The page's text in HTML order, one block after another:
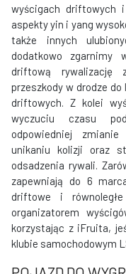
wyścigach driftowych
aspekty yin i yang
także innych
dodatkowo zgarnimy
driftową rywalizację
przeszkody w drodze
driftowych. Z kolei
wyczuciu czasu
odpowiedniej
unikaniu kolizji oraz
odsadzenia rywali.
zapewniają do 6
driftowe i
organizatorem
korzystając z iFruita,
klubie samochodowym